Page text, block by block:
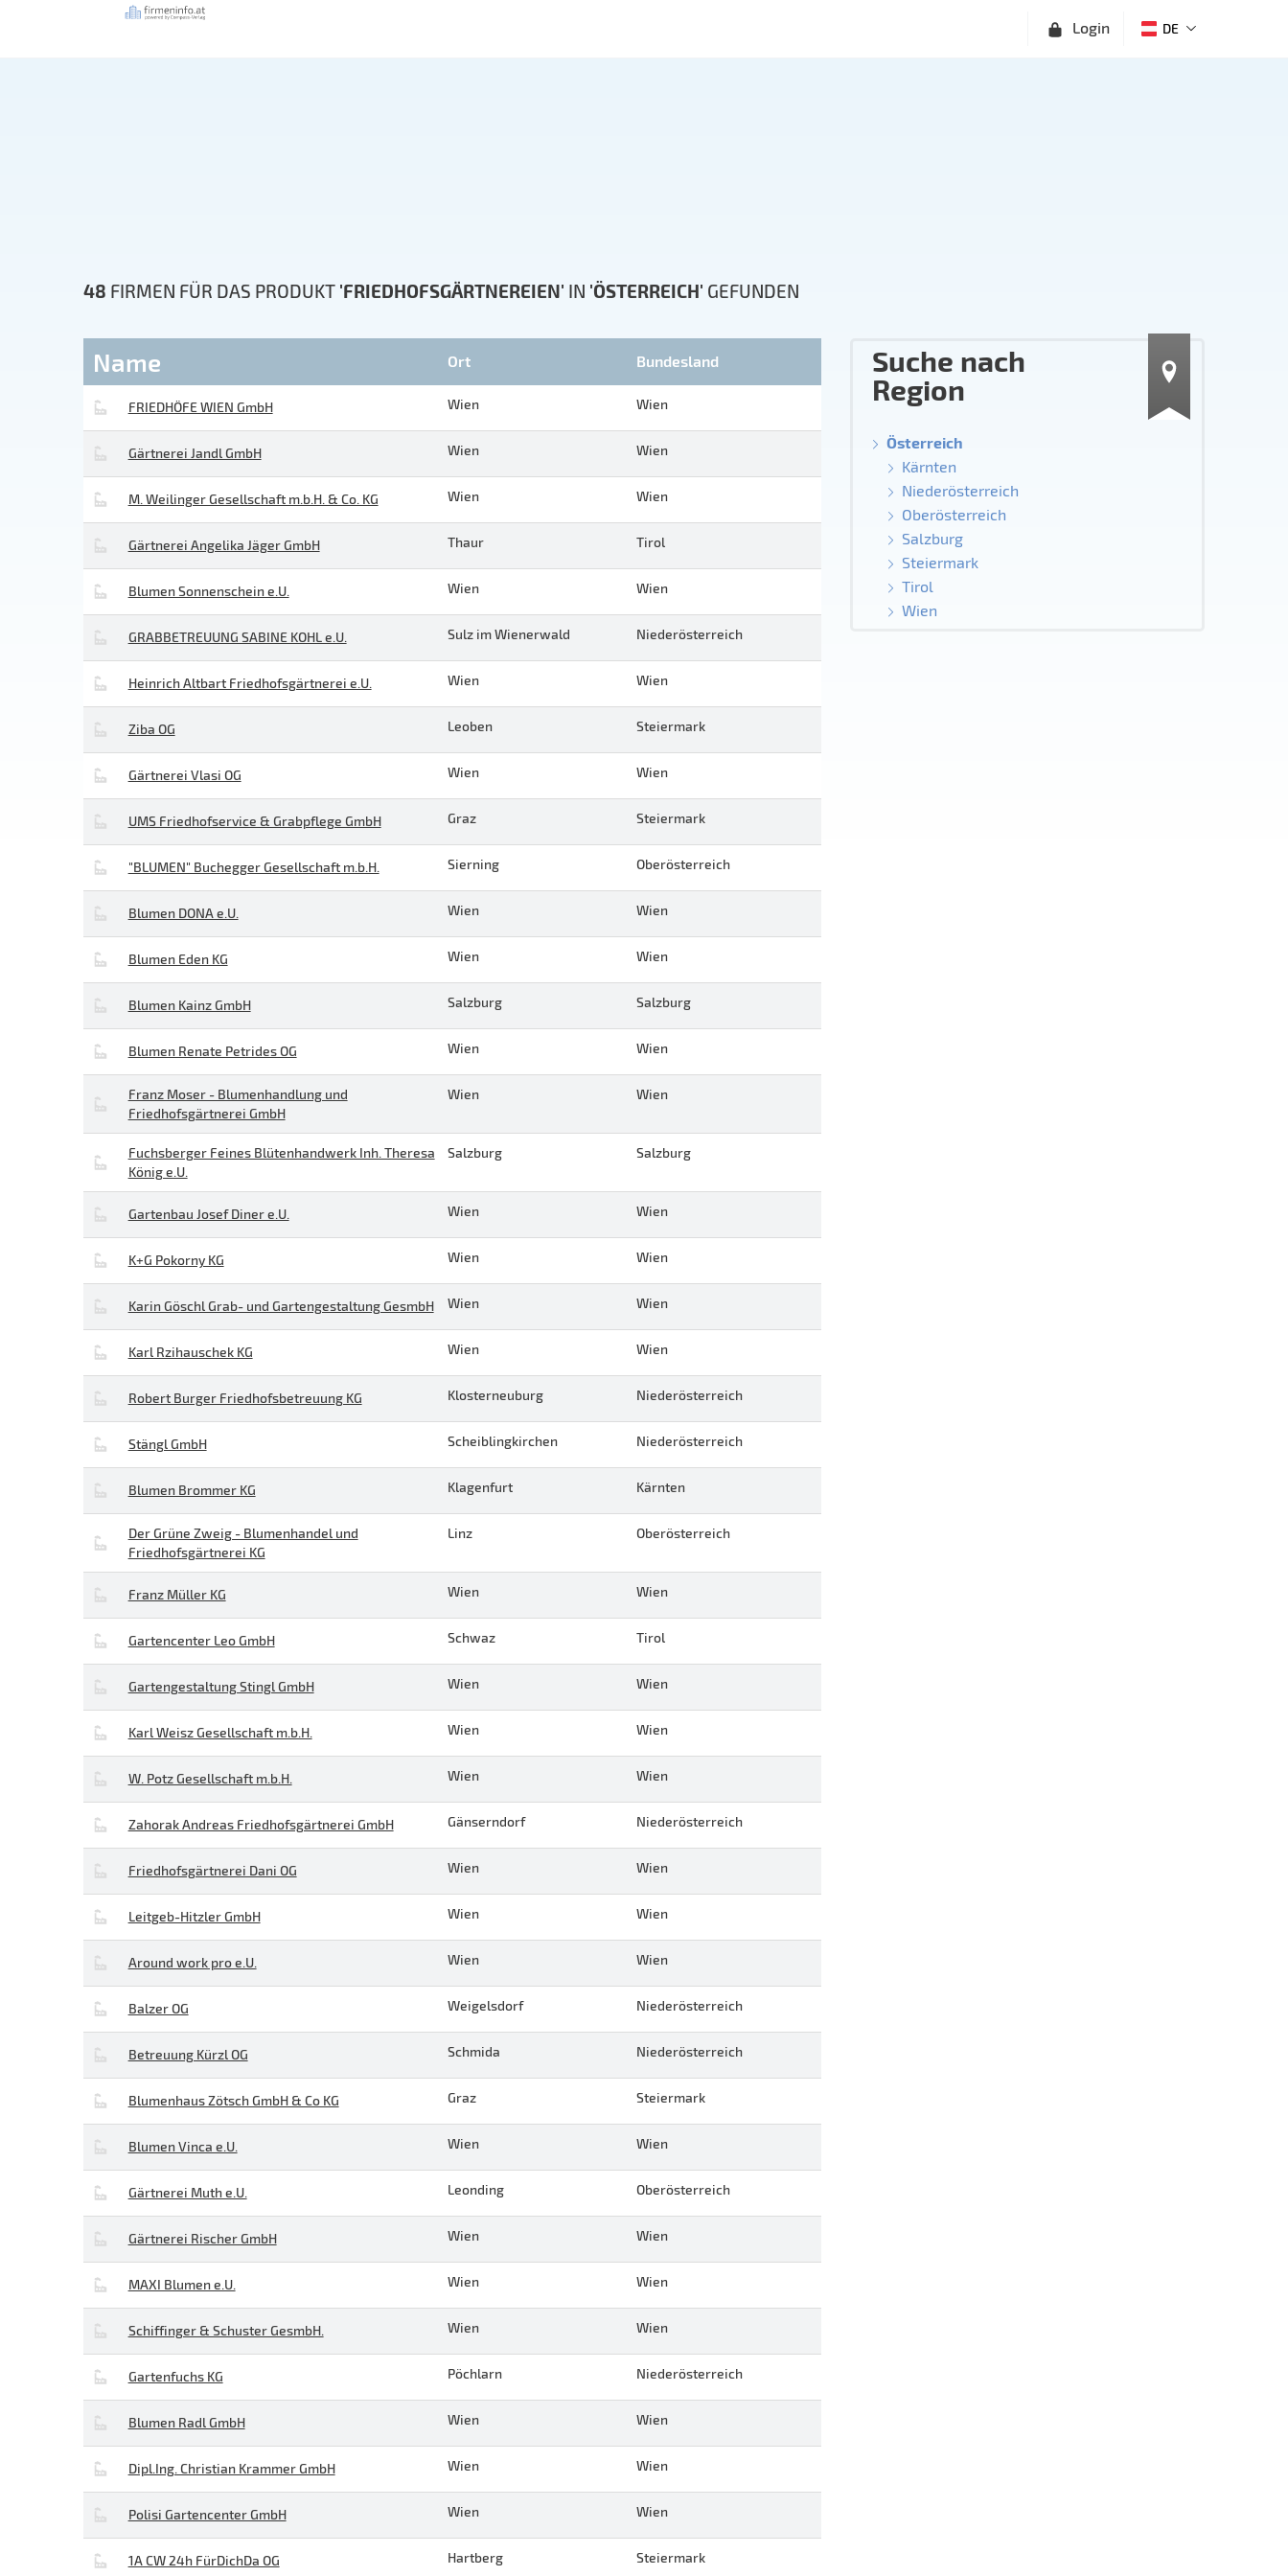
Login DE
48 FIRMEN FÜR DAS PRODUKT 'FRIEDHOFSGÄRTNEREIEN' IN 'ÖSTERREICH' GEFUNDEN
Name Ort Bundesland
FRIEDHÖFE WIEN GmbH Wien Wien
Gärtnerei Jandl GmbH Wien Wien
M. Weilinger Gesellschaft m.b.H. & Co. KG Wien Wien
Gärtnerei Angelika Jäger GmbH Thaur Tirol
Blumen Sonnenschein e.U. Wien Wien
GRABBETREUUNG SABINE KOHL e.U. Sulz im Wienerwald Niederösterreich
Heinrich Altbart Friedhofsgärtnerei e.U. Wien Wien
Ziba OG Leoben Steiermark
Gärtnerei Vlasi OG Wien Wien
UMS Friedhofservice & Grabpflege GmbH Graz Steiermark
"BLUMEN" Buchegger Gesellschaft m.b.H. Sierning Oberösterreich
Blumen DONA e.U. Wien Wien
Blumen Eden KG Wien Wien
Blumen Kainz GmbH Salzburg Salzburg
Blumen Renate Petrides OG Wien Wien
Franz Moser - Blumenhandlung und
Friedhofsgärtnerei GmbH
Wien Wien
Fuchsberger Feines Blütenhandwerk Inh. Theresa
König e.U.
Salzburg Salzburg
Gartenbau Josef Diner e.U. Wien Wien
K+G Pokorny KG Wien Wien
Karin Göschl Grab- und Gartengestaltung GesmbH Wien Wien
Karl Rzihauschek KG Wien Wien
Robert Burger Friedhofsbetreuung KG Klosterneuburg Niederösterreich
Stängl GmbH Scheiblingkirchen Niederösterreich
Blumen Brommer KG Klagenfurt Kärnten
Der Grüne Zweig - Blumenhandel und
Friedhofsgärtnerei KG
Linz Oberösterreich
Franz Müller KG Wien Wien
Gartencenter Leo GmbH Schwaz Tirol
Gartengestaltung Stingl GmbH Wien Wien
Karl Weisz Gesellschaft m.b.H. Wien Wien
W. Potz Gesellschaft m.b.H. Wien Wien
Zahorak Andreas Friedhofsgärtnerei GmbH Gänserndorf Niederösterreich
Friedhofsgärtnerei Dani OG Wien Wien
Leitgeb-Hitzler GmbH Wien Wien
Around work pro e.U. Wien Wien
Balzer OG Weigelsdorf Niederösterreich
Betreuung Kürzl OG Schmida Niederösterreich
Blumenhaus Zötsch GmbH & Co KG Graz Steiermark
Blumen Vinca e.U. Wien Wien
Gärtnerei Muth e.U. Leonding Oberösterreich
Gärtnerei Rischer GmbH Wien Wien
MAXI Blumen e.U. Wien Wien
Schiffinger & Schuster GesmbH. Wien Wien
Gartenfuchs KG Pöchlarn Niederösterreich
Blumen Radl GmbH Wien Wien
Dipl.Ing. Christian Krammer GmbH Wien Wien
Polisi Gartencenter GmbH Wien Wien
1A CW 24h FürDichDa OG Hartberg Steiermark
Suche nach
Region
Österreich
Kärnten
Niederösterreich
Oberösterreich
Salzburg
Steiermark
Tirol
Wien